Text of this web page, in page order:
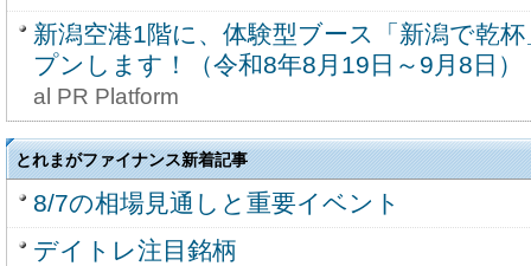
新潟空港1階に、体験型ブース「新潟で乾
プンします！（令和8年8月19日～9月8日）
al PR Platform
とれまがファイナンス新着記事
8/7の相場見通しと重要イベント
デイトレ注目銘柄